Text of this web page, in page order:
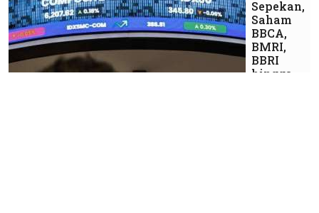
Sepekan,
Saham
BBCA,
BMRI,
BBRI
hingga